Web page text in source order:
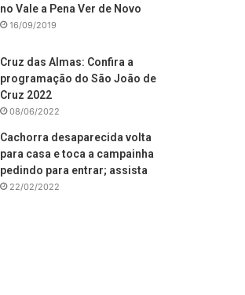
no Vale a Pena Ver de Novo
16/09/2019
Cruz das Almas: Confira a
programação do São João de
Cruz 2022
08/06/2022
Cachorra desaparecida volta
para casa e toca a campainha
pedindo para entrar; assista
22/02/2022